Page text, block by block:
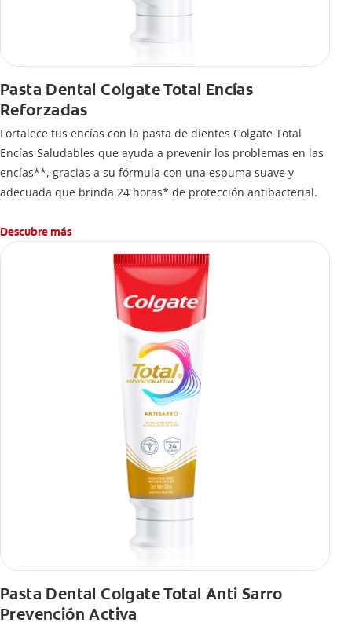
Pasta Dental Colgate Total Encías
Reforzadas
Fortalece tus encías con la pasta de dientes Colgate Total
Encías Saludables que ayuda a prevenir los problemas en las
encías**, gracias a su fórmula con una espuma suave y
adecuada que brinda 24 horas* de protección antibacterial.
Descubre más
Pasta Dental Colgate Total Anti Sarro
Prevención Activa